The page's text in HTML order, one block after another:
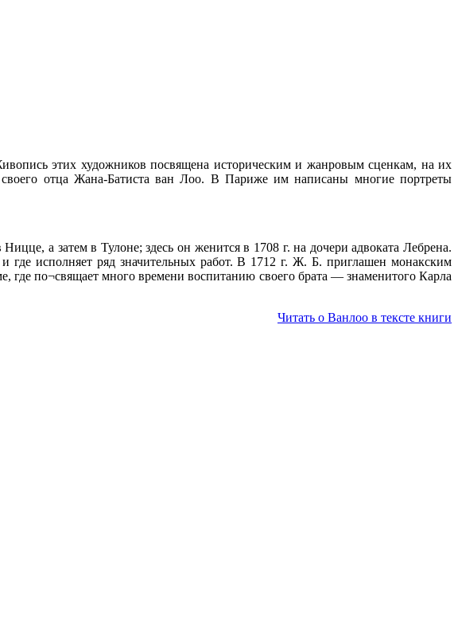
этих художников посвящена историческим и жанровым сценкам, на их
отца Жана-Батиста ван Лоо. В Париже им написаны многие портреты
а затем в Тулоне; здесь он женится в 1708 г. на дочери адвоката Лебрена.
где исполняет ряд значительных работ. В 1712 г. Ж. Б. приглашен монакским
где по¬свящает много времени воспитанию своего брата — знаменитого Карла
Читать о Ванлоо в тексте книги